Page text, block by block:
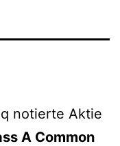
notierte Aktie
A Common